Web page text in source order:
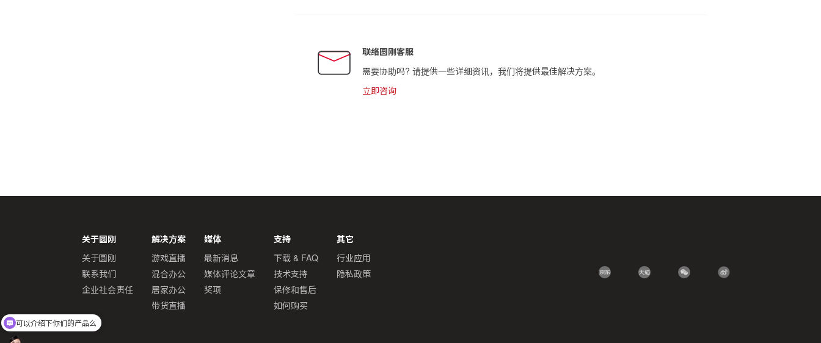
联络圆刚客服
需要协助吗? 请提供一些详细资讯，我们将提供最佳解决方案。
立即咨询
关于圆刚
关于圆刚
联系我们
企业社会责任
解决方案
游戏直播
混合办公
居家办公
带货直播
媒体
最新消息
媒体评论文章
奖项
支持
下载 & FAQ
技术支持
保修和售后
如何购买
其它
行业应用
隐私政策
可以介绍下你们的产品么